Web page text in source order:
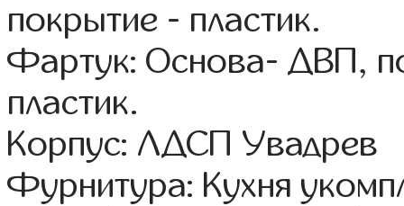
покрытие - пластик.
Фартук: Основа- ДВП,
пластик.
Корпус: ЛДСП Увадрев
Фурнитура: Кухня